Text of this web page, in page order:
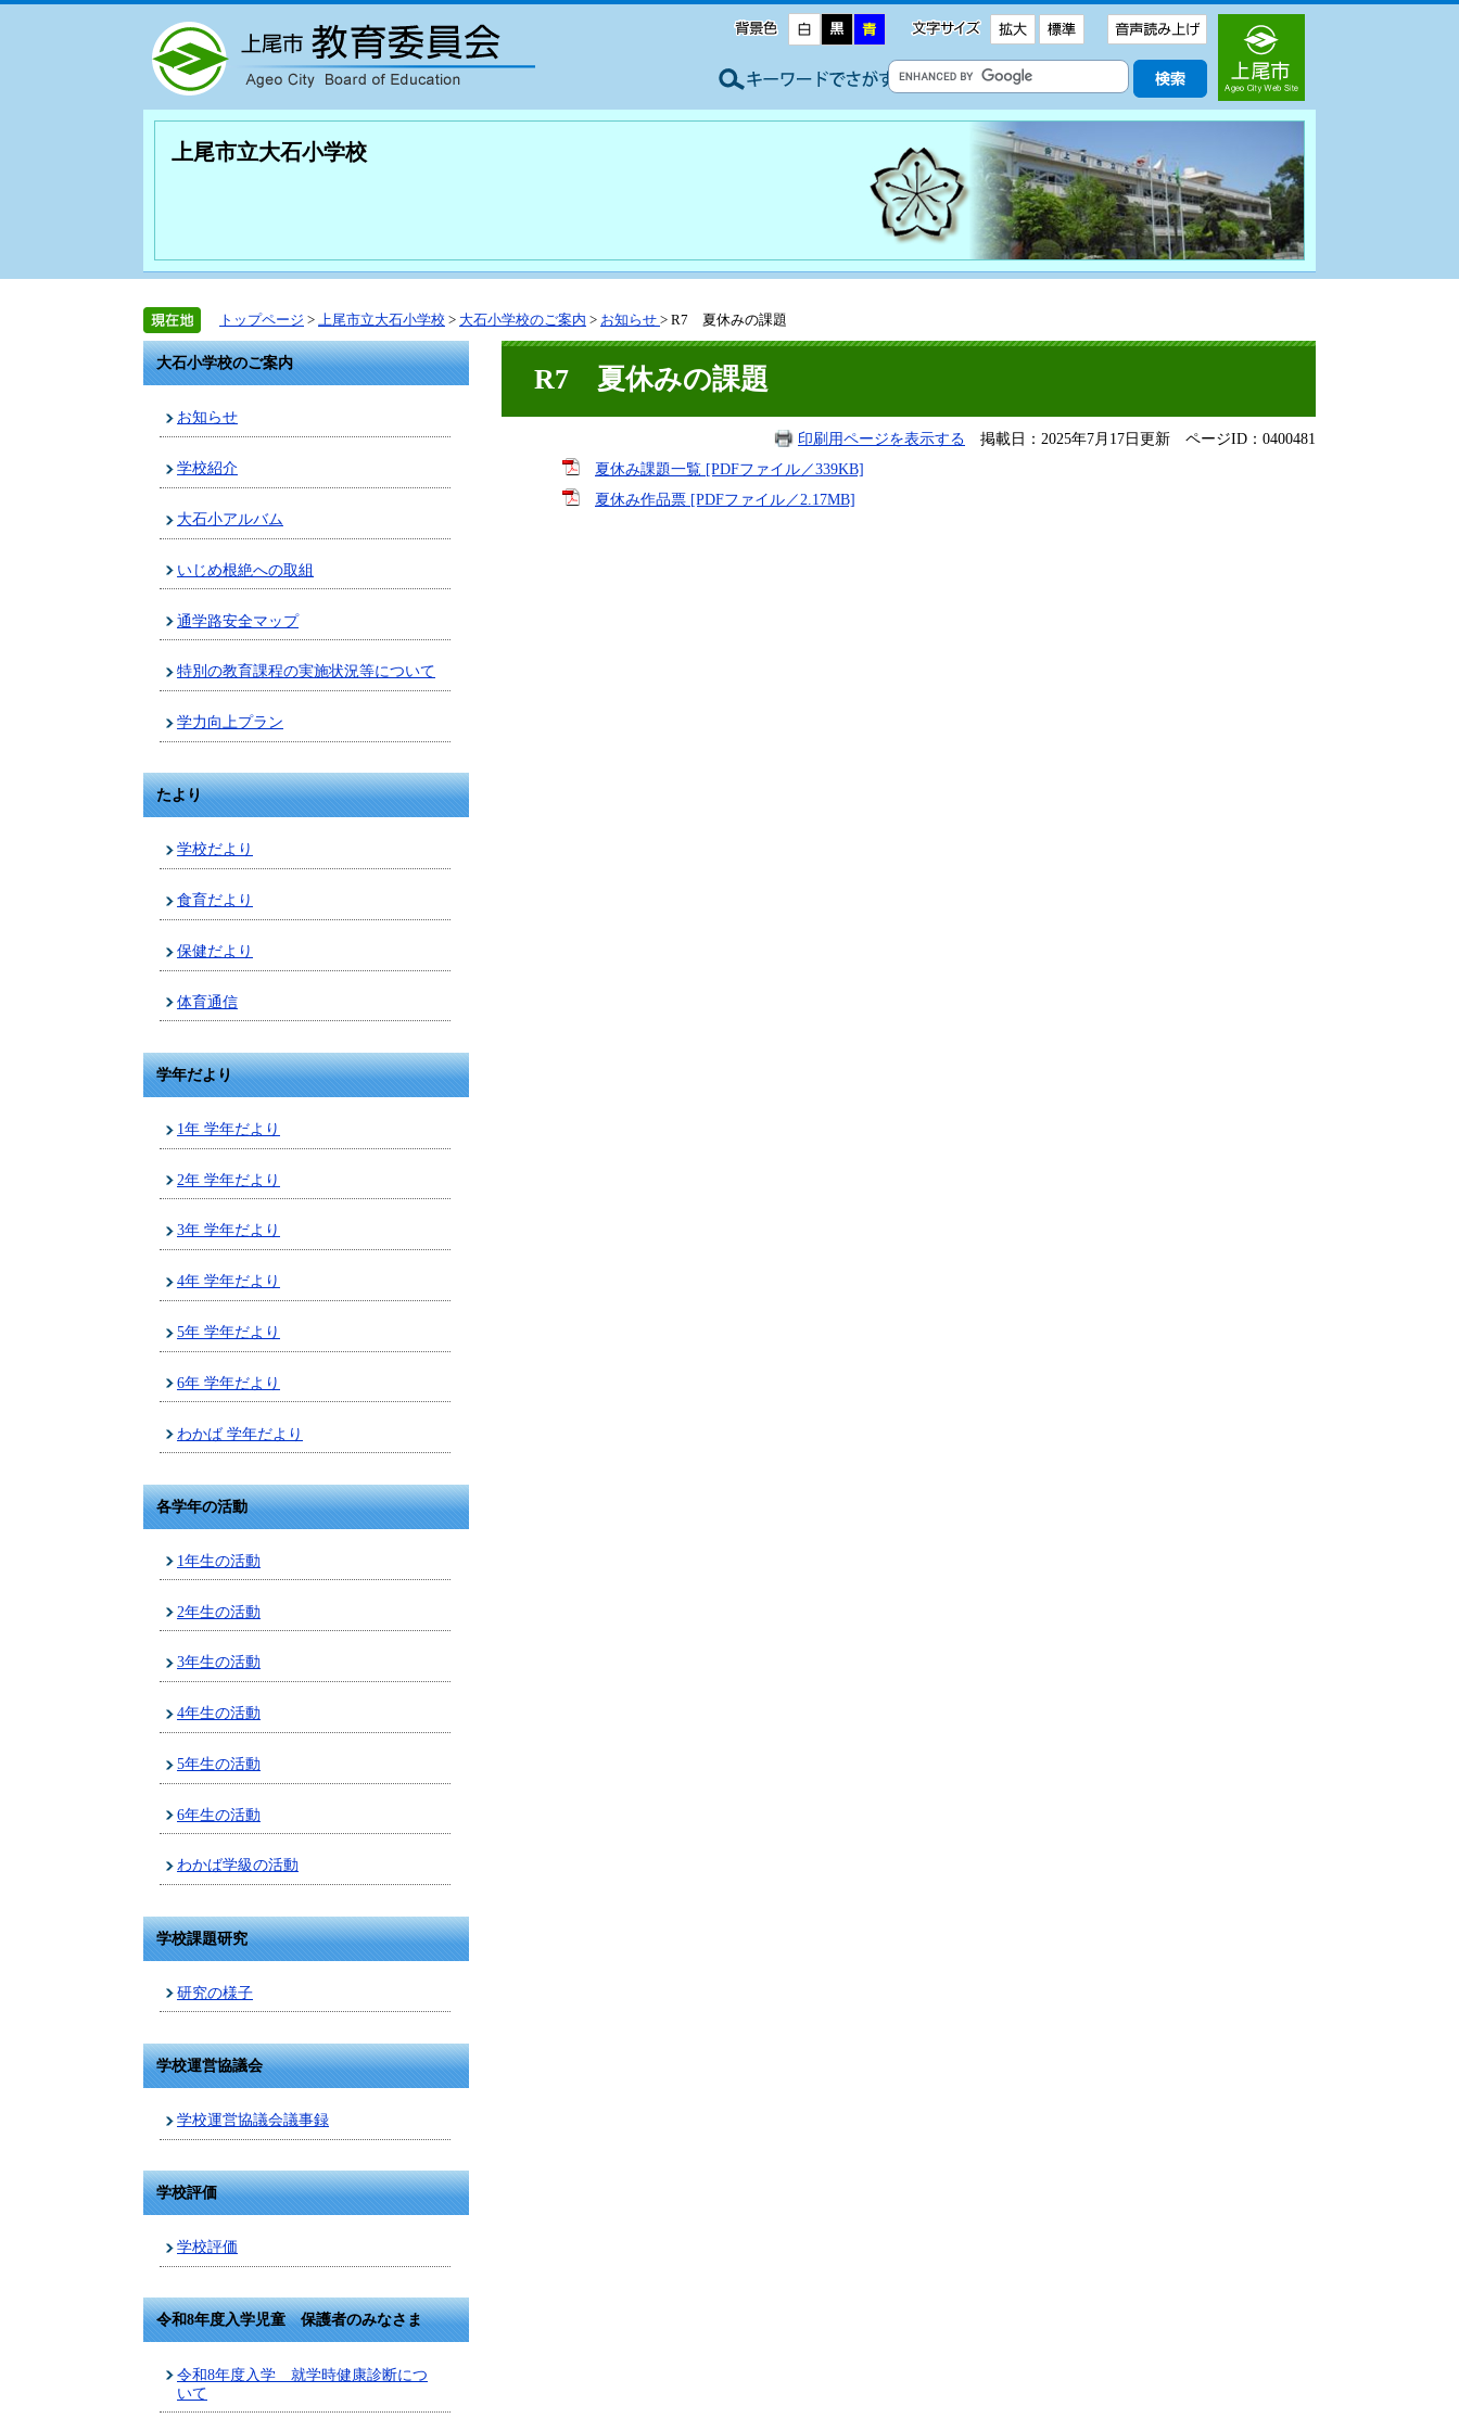
上尾市立大石小学校
トップページ > 上尾市立大石小学校 > 大石小学校のご案内 > お知らせ > R7 夏休みの課題
大石小学校のご案内
お知らせ
学校紹介
大石小アルバム
いじめ根絶への取組
通学路安全マップ
特別の教育課程の実施状況等について
学力向上プラン
たより
学校だより
食育だより
保健だより
体育通信
学年だより
1年 学年だより
2年 学年だより
3年 学年だより
4年 学年だより
5年 学年だより
6年 学年だより
わかば 学年だより
各学年の活動
1年生の活動
2年生の活動
3年生の活動
4年生の活動
5年生の活動
6年生の活動
わかば学級の活動
学校課題研究
研究の様子
学校運営協議会
学校運営協議会議事録
学校評価
学校評価
令和8年度入学児童 保護者のみなさま
令和8年度入学 就学時健康診断につ
いて
R7 夏休みの課題
印刷用ページを表示する 掲載日：2025年7月17日更新 ページID：0400481
夏休み課題一覧 [PDFファイル／339KB]
夏休み作品票 [PDFファイル／2.17MB]